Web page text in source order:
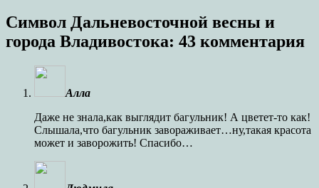
Символ Дальневосточной весны и
города Владивостока: 43 комментария
Алла
Даже не знала,как выглядит багульник! А цветет-то как!
Слышала,что багульник завораживает…ну,такая красота
может и заворожить! Спасибо…